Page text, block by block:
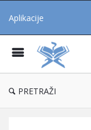
Aplikacije
PRETRAŽI